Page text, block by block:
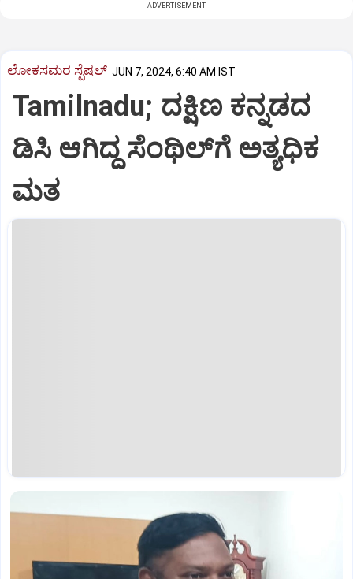
ADVERTISEMENT
ಲೋಕಸಮರ ಸ್ಪೆಷಲ್‌ JUN 7, 2024, 6:40 AM IST
Tamilnadu; ದಕ್ಷಿಣ ಕನ್ನಡದ
ಡಿಸಿ ಆಗಿದ್ದ ಸೆಂಥಿಲ್‌ಗೆ ಅತ್ಯಧಿಕ
ಮತ